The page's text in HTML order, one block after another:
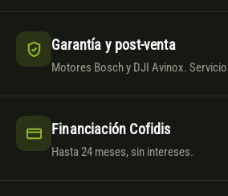
Garantía y post-venta
Motores Bosch y DJI Avinox.
Financiación Cofidis
Hasta 24 meses, sin intereses.